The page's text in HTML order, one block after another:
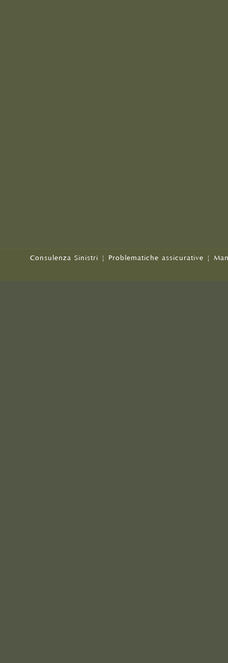
Consulenza Sinistri | Problematiche assicurative |